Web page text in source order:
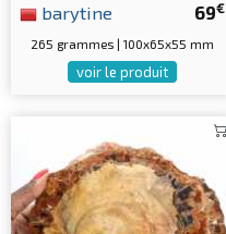
69€
barytine
265 grammes | 100x65x55 mm
voir le produit